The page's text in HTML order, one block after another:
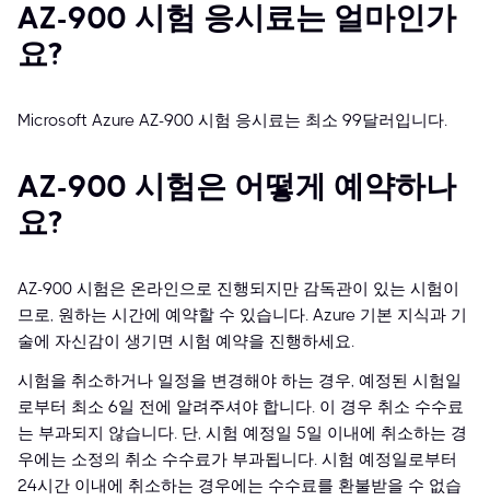
AZ-900 시험 응시료는 얼마인가
요?
Microsoft Azure AZ-900 시험 응시료는 최소 99달러입니다.
AZ-900 시험은 어떻게 예약하나
요?
AZ-900 시험은 온라인으로 진행되지만 감독관이 있는 시험이
므로, 원하는 시간에 예약할 수 있습니다. Azure 기본 지식과 기
술에 자신감이 생기면 시험 예약을 진행하세요.
시험을 취소하거나 일정을 변경해야 하는 경우, 예정된 시험일
로부터 최소 6일 전에 알려주셔야 합니다. 이 경우 취소 수수료
는 부과되지 않습니다. 단, 시험 예정일 5일 이내에 취소하는 경
우에는 소정의 취소 수수료가 부과됩니다. 시험 예정일로부터
24시간 이내에 취소하는 경우에는 수수료를 환불받을 수 없습